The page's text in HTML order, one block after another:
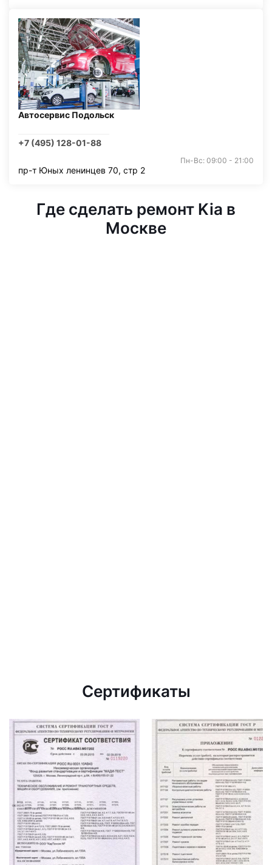
Автосервис Подольск
+7 (495) 128-01-88
Пн-Вс: 09:00 - 21:00
пр-т Юных ленинцев 70, стр 2
Где сделать ремонт Kia в
Москве
Сертификаты